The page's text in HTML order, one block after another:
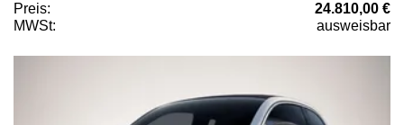
Preis:
24.810,00 €
MWSt:
ausweisbar